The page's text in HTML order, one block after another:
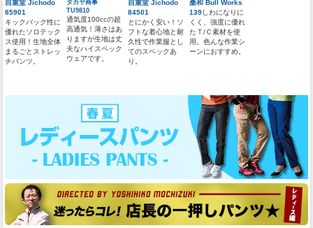
自重堂 Jichodo
85901
キックバック性に
優れたソロテック
ス使用！生地全体
まるごとストレッ
チパンツ。
タカヤ商事
TU9810
通気度100ccの超
高通気！薄さはあ
りますが生地は丈
夫なハイスペック
ウェアです。
自重堂 Jichodo
84501
とにかく安い！ソ
フトな着心地と耐
久性で作業服とし
てのスペックあ
り。
桑和 Bull Works
139 しわになりに
くく、強度に優れ
たＴ/Ｃ素材を使
用。色んな作業シ
ーンにおすすめ。